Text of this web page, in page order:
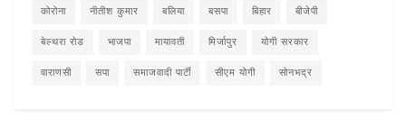
कोरोना नीतीश कुमार बलिया बसपा बिहार बीजेपी
बेल्थरा रोड भाजपा मायावती मिर्जापुर योगी सरकार
वाराणसी सपा समाजवादी पार्टी सीएम योगी सोनभद्र